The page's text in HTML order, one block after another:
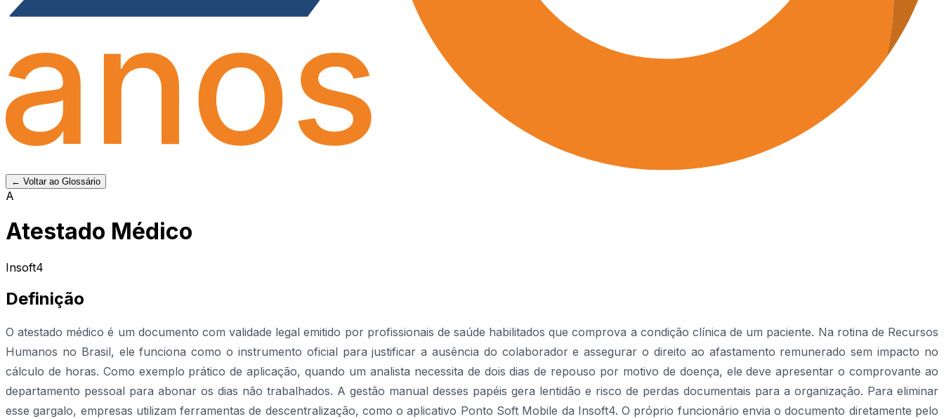
← Voltar ao Glossário
A
Atestado Médico
Insoft4
Definição
O atestado médico é um documento com validade legal emitido por profissionais de saúde habilitados que comprova a condição clínica de um paciente. Na rotina de Recursos
Humanos no Brasil, ele funciona como o instrumento oficial para justificar a ausência do colaborador e assegurar o direito ao afastamento remunerado sem impacto no
cálculo de horas. Como exemplo prático de aplicação, quando um analista necessita de dois dias de repouso por motivo de doença, ele deve apresentar o comprovante ao
departamento pessoal para abonar os dias não trabalhados. A gestão manual desses papéis gera lentidão e risco de perdas documentais para a organização. Para eliminar
esse gargalo, empresas utilizam ferramentas de descentralização, como o aplicativo Ponto Soft Mobile da Insoft4. O próprio funcionário envia o documento diretamente pelo